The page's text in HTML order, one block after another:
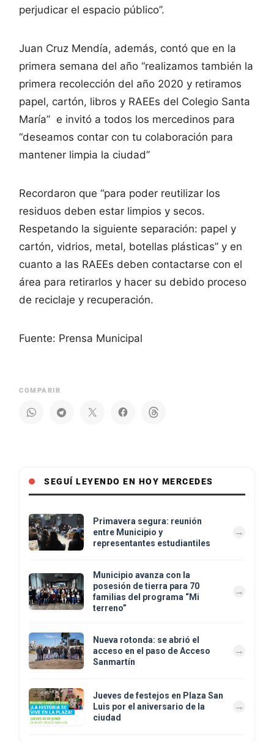
perjudicar el espacio público”.
Juan Cruz Mendía, además, contó que en la
primera semana del año “realizamos también la
primera recolección del año 2020 y retiramos
papel, cartón, libros y RAEEs del Colegio Santa
María” e invitó a todos los mercedinos para
“deseamos contar con tu colaboración para
mantener limpia la ciudad”
Recordaron que “para poder reutilizar los
residuos deben estar limpios y secos.
Respetando la siguiente separación: papel y
cartón, vidrios, metal, botellas plásticas” y en
cuanto a las RAEEs deben contactarse con el
área para retirarlos y hacer su debido proceso
de reciclaje y recuperación.
Fuente: Prensa Municipal
COMPARIR
SEGUÍ LEYENDO EN HOY MERCEDES
Primavera segura: reunión
entre Municipio y
representantes estudiantiles
Municipio avanza con la
posesión de tierra para 70
familias del programa “Mi
terreno”
Nueva rotonda: se abrió el
acceso en el paso de Acceso
Sanmartín
Jueves de festejos en Plaza San
Luis por el aniversario de la
ciudad